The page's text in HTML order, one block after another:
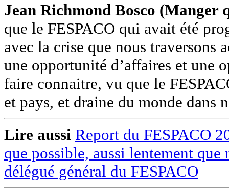
Jean Richmond Bosco (Manger
que le FESPACO qui avait été
avec la crise que nous traversons
une opportunité d’affaires et une
faire connaitre, vu que le
et pays, et draine du monde dans
Lire aussi Report du FESPACO
que possible, aussi lentement
délégué général du FESPACO